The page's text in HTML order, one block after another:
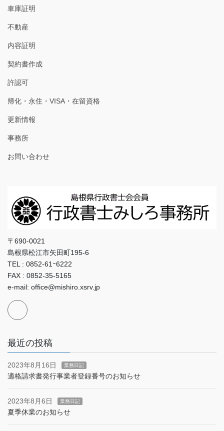
車庫証明
不動産
内容証明
契約書作成
許認可
帰化・永住・VISA・在留資格
更新情報
事務所
お問い合わせ
〒690-0021
島根県松江市矢田町195-6
TEL : 0852-61ｰ6222
FAX : 0852-35-5165
e-mail: office@mishiro.xsrv.jp
最近の投稿
2023年8月16日 業務日記
適格請求書発行事業者登録番号のお知らせ
2023年8月6日 業務日記
夏季休業のお知らせ